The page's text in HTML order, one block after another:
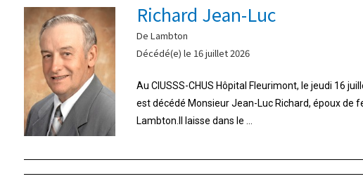
Richard Jean-Luc
De Lambton
Décédé(e) le 16 juillet 2026
Au CIUSSS-CHUS Hôpital Fleurimont, le jeudi 16
est décédé Monsieur Jean-Luc Richard, époux de
Lambton.Il laisse dans le ...